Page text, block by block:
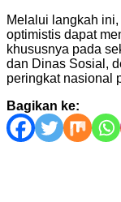
Melalui langkah
optimistis dapat
khususnya pada
dan Dinas Sosial,
peringkat nasional
Bagikan ke: